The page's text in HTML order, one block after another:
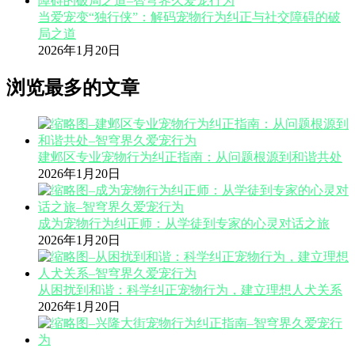
当爱宠变“独行侠”：解码宠物行为纠正与社交障碍的破
局之道
2026年1月20日
浏览最多的文章
建邺区专业宠物行为纠正指南：从问题根源到和谐共处
2026年1月20日
成为宠物行为纠正师：从学徒到专家的心灵对话之旅
2026年1月20日
从困扰到和谐：科学纠正宠物行为，建立理想人犬关系
2026年1月20日